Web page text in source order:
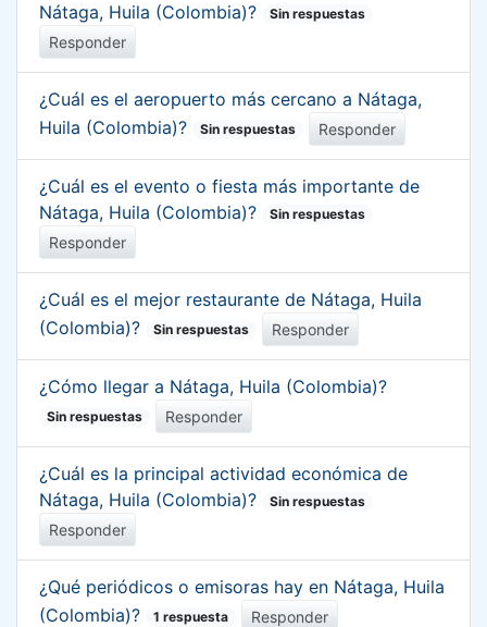
Nátaga, Huila (Colombia)?
Sin respuestas
Responder
¿Cuál es el aeropuerto más cercano a Nátaga,
Huila (Colombia)?
Sin respuestas Responder
¿Cuál es el evento o fiesta más importante de
Nátaga, Huila (Colombia)?
Sin respuestas
Responder
¿Cuál es el mejor restaurante de Nátaga, Huila
(Colombia)?
Sin respuestas Responder
¿Cómo llegar a Nátaga, Huila (Colombia)?
Sin respuestas Responder
¿Cuál es la principal actividad económica de
Nátaga, Huila (Colombia)?
Sin respuestas
Responder
¿Qué periódicos o emisoras hay en Nátaga, Huila
(Colombia)?
1 respuesta Responder